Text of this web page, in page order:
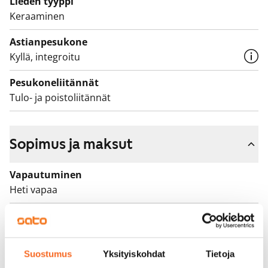
Suostumus Yksityiskohdat Tietoja
Keraaminen
Astianpesukone
Kyllä, integroitu
Pesukoneliitännät
Tulo- ja poistoliitännät
Sopimus ja maksut
Vapautuminen
Heti vapaa
Varallisuusrajat
Vuokra